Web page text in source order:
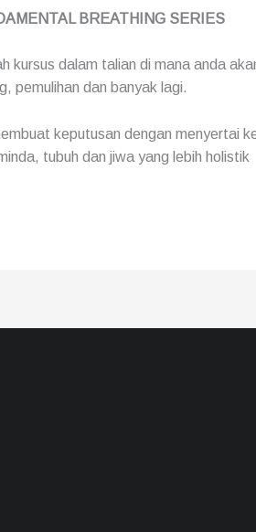
BREATHING SERIES
dalam talian di mana anda
pemulihan dan banyak lagi.
keputusan dengan menyertai
tubuh dan jiwa yang lebih holistik